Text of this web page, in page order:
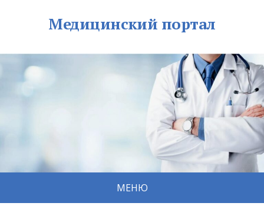
Медицинский портал
МЕНЮ